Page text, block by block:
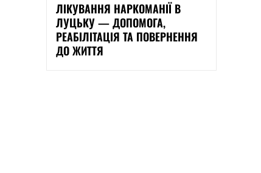
ЛІКУВАННЯ НАРКОМАНІЇ В
ЛУЦЬКУ — ДОПОМОГА,
РЕАБІЛІТАЦІЯ ТА ПОВЕРНЕННЯ
ДО ЖИТТЯ